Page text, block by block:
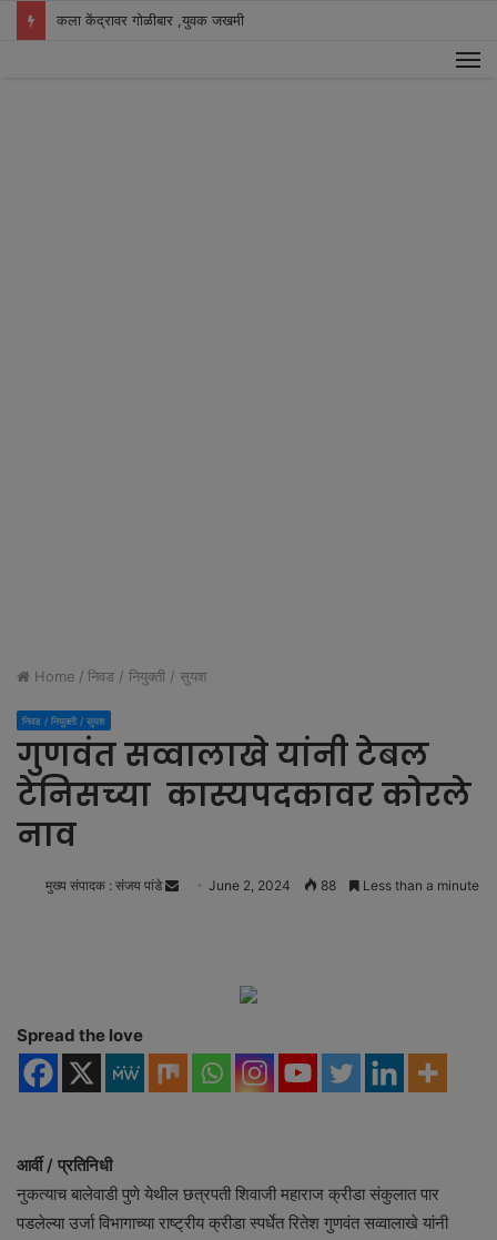
कला केंद्रावर गोळीबार ,युवक जखमी
Home / निवड / नियुक्ती / सुयश
निवड / नियुक्ती / सुयश
गुणवंत सव्वालाखे यांनी टेबल
टेनिसच्या कास्यपदकावर कोरले
नाव
मुख्य संपादक : संजय पांडे June 2, 2024 88 Less than a minute
Spread the love
आर्वी / प्रतिनिधी
नुकत्याच बालेवाडी पुणे येथील छत्रपती शिवाजी महाराज क्रीडा संकुलात पार
पडलेल्या उर्जा विभागाच्या राष्ट्रीय क्रीडा स्पर्धेत रितेश गुणवंत सव्वालाखे यांनी